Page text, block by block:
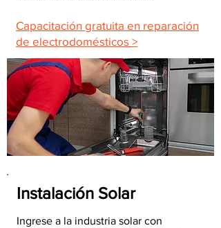
Capacitación gratuita en reparación
de electrodomésticos >
Instalación Solar
Ingrese a la industria solar con